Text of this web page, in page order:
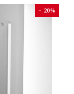
− 20%